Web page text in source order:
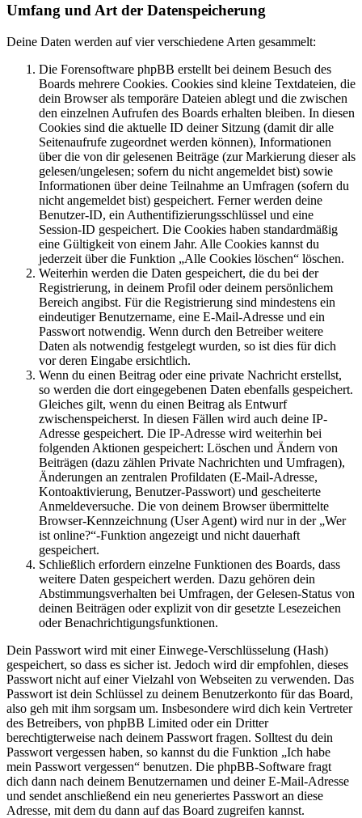
Umfang und Art der Datenspeicherung
Deine Daten werden auf vier verschiedene Arten gesammelt:
Die Forensoftware phpBB erstellt bei deinem Besuch des
Boards mehrere Cookies. Cookies sind kleine Textdateien, die
dein Browser als temporäre Dateien ablegt und die zwischen
den einzelnen Aufrufen des Boards erhalten bleiben. In diesen
Cookies sind die aktuelle ID deiner Sitzung (damit dir alle
Seitenaufrufe zugeordnet werden können), Informationen
über die von dir gelesenen Beiträge (zur Markierung dieser als
gelesen/ungelesen; sofern du nicht angemeldet bist) sowie
Informationen über deine Teilnahme an Umfragen (sofern du
nicht angemeldet bist) gespeichert. Ferner werden deine
Benutzer-ID, ein Authentifizierungsschlüssel und eine
Session-ID gespeichert. Die Cookies haben standardmäßig
eine Gültigkeit von einem Jahr. Alle Cookies kannst du
jederzeit über die Funktion „Alle Cookies löschen“ löschen.
Weiterhin werden die Daten gespeichert, die du bei der
Registrierung, in deinem Profil oder deinem persönlichem
Bereich angibst. Für die Registrierung sind mindestens ein
eindeutiger Benutzername, eine E-Mail-Adresse und ein
Passwort notwendig. Wenn durch den Betreiber weitere
Daten als notwendig festgelegt wurden, so ist dies für dich
vor deren Eingabe ersichtlich.
Wenn du einen Beitrag oder eine private Nachricht erstellst,
so werden die dort eingegebenen Daten ebenfalls gespeichert.
Gleiches gilt, wenn du einen Beitrag als Entwurf
zwischenspeicherst. In diesen Fällen wird auch deine IP-
Adresse gespeichert. Die IP-Adresse wird weiterhin bei
folgenden Aktionen gespeichert: Löschen und Ändern von
Beiträgen (dazu zählen Private Nachrichten und Umfragen),
Änderungen an zentralen Profildaten (E-Mail-Adresse,
Kontoaktivierung, Benutzer-Passwort) und gescheiterte
Anmeldeversuche. Die von deinem Browser übermittelte
Browser-Kennzeichnung (User Agent) wird nur in der „Wer
ist online?“-Funktion angezeigt und nicht dauerhaft
gespeichert.
Schließlich erfordern einzelne Funktionen des Boards, dass
weitere Daten gespeichert werden. Dazu gehören dein
Abstimmungsverhalten bei Umfragen, der Gelesen-Status von
deinen Beiträgen oder explizit von dir gesetzte Lesezeichen
oder Benachrichtigungsfunktionen.
Dein Passwort wird mit einer Einwege-Verschlüsselung (Hash)
gespeichert, so dass es sicher ist. Jedoch wird dir empfohlen, dieses
Passwort nicht auf einer Vielzahl von Webseiten zu verwenden. Das
Passwort ist dein Schlüssel zu deinem Benutzerkonto für das Board,
also geh mit ihm sorgsam um. Insbesondere wird dich kein Vertreter
des Betreibers, von phpBB Limited oder ein Dritter
berechtigterweise nach deinem Passwort fragen. Solltest du dein
Passwort vergessen haben, so kannst du die Funktion „Ich habe
mein Passwort vergessen“ benutzen. Die phpBB-Software fragt
dich dann nach deinem Benutzernamen und deiner E-Mail-Adresse
und sendet anschließend ein neu generiertes Passwort an diese
Adresse, mit dem du dann auf das Board zugreifen kannst.